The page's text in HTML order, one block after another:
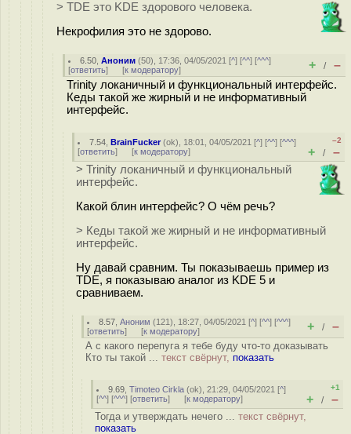
> TDE это KDE здорового человека.
Некрофилия это не здорово.
6.50 ,Аноним (50), 17:36, 04/05/2021 [^] [^^] [^^^]
[ответить] [к модератору] + / –
Trinity локаничный и функциональный интерфейс.
Кеды такой же жирный и не информативный
интерфейс.
7.54 ,BrainFucker(ok), 18:01, 04/05/2021 [^] [^^] [^^^]
[ответить] [к модератору]
–2
+ / –
> Trinity локаничный и функциональный
интерфейс.
Какой блин интерфейс? О чём речь?
> Кеды такой же жирный и не информативный
интерфейс.
Ну давай сравним. Ты показываешь пример из
TDE, я показываю аналог из KDE 5 и
сравниваем.
8.57 ,Аноним (121), 18:27, 04/05/2021 [^] [^^] [^^^]
[ответить] [к модератору] + / –
А с какого перепуга я тебе буду что-то доказывать
Кто ты такой ... текст свёрнут, показать
9.69 ,Timoteo Cirkla (ok), 21:29, 04/05/2021 [^]
[^^] [^^^] [ответить] [к модератору]
+1
+ / –
Тогда и утверждать нечего ... текст свёрнут,
показать